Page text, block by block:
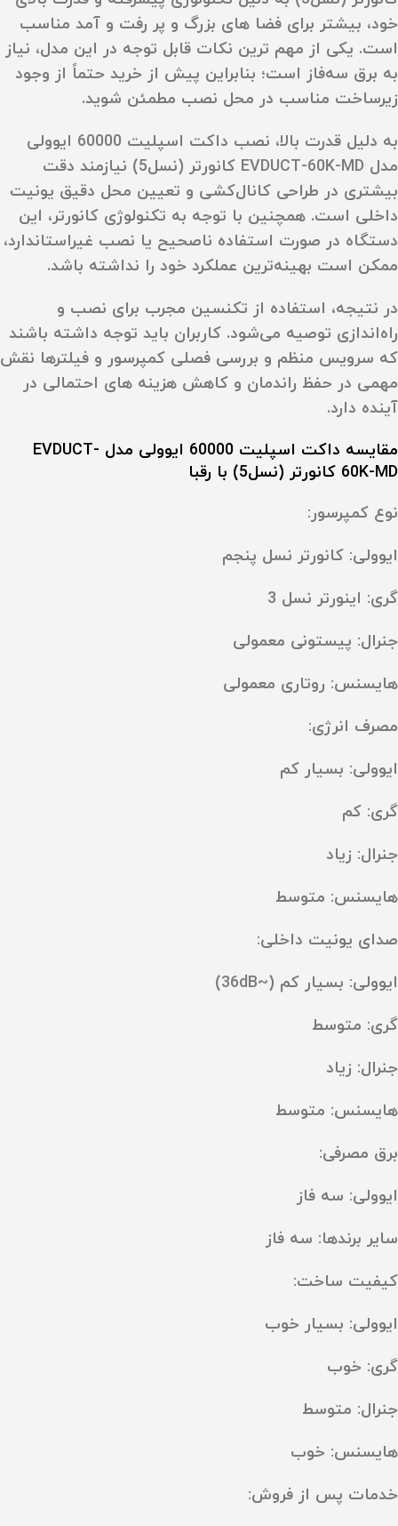
خود، بیشتر برای فضا های بزرگ و پر رفت‌ و آمد مناسب
است. یکی از مهم‌ ترین نکات قابل توجه در این مدل، نیاز
به برق سه‌فاز است؛ بنابراین پیش از خرید حتماً از وجود
زیرساخت مناسب در محل نصب مطمئن شوید.
به دلیل قدرت بالا، نصب داکت اسپلیت 60000 ایوولی
مدل EVDUCT-60K-MD کانورتر (نسل5) نیازمند دقت
بیشتری در طراحی کانال‌کشی و تعیین محل دقیق یونیت
داخلی است. همچنین با توجه به تکنولوژی کانورتر، این
دستگاه در صورت استفاده ناصحیح یا نصب غیراستاندارد،
ممکن است بهینه‌ترین عملکرد خود را نداشته باشد.
در نتیجه، استفاده از تکنسین مجرب برای نصب و
راه‌اندازی توصیه می‌شود. کاربران باید توجه داشته باشند
که سرویس منظم و بررسی فصلی کمپرسور و فیلترها نقش
مهمی در حفظ راندمان و کاهش هزینه‌ های احتمالی در
آینده دارد.
مقایسه داکت اسپلیت 60000 ایوولی مدل EVDUCT-
60K-MD کانورتر (نسل5) با رقبا
نوع کمپرسور:
ایوولی: کانورتر نسل پنجم
گری: اینورتر نسل 3
جنرال: پیستونی معمولی
هایسنس: روتاری معمولی
مصرف انرژی:
ایوولی: بسیار کم
گری: کم
جنرال: زیاد
هایسنس: متوسط
صدای یونیت داخلی:
ایوولی: بسیار کم (~36dB)
گری: متوسط
جنرال: زیاد
هایسنس: متوسط
برق مصرفی:
ایوولی: سه‌ فاز
سایر برندها: سه‌ فاز
کیفیت ساخت:
ایوولی: بسیار خوب
گری: خوب
جنرال: متوسط
هایسنس: خوب
خدمات پس از فروش: